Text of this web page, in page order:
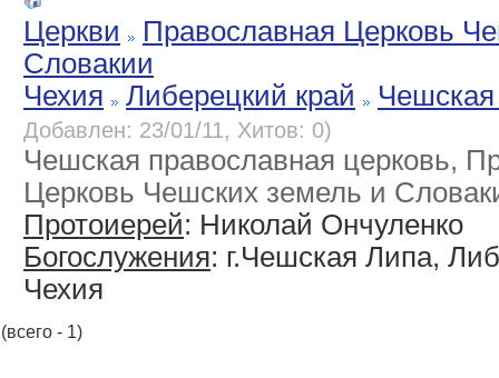
Церкви
Православная Церковь
Словакии
Чехия
Либерецкий край
Добавлен: 23/01/11, Хитов: 0)
Чешская православная церковь,
Церковь Чешских земель и
Протоиерей: Николай Ончуленко
Богослужения: г.Чешская Липа,
Чехия
(всего - 1)